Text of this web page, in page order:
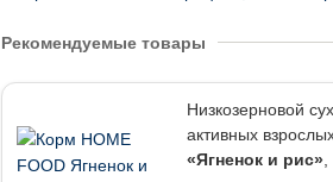
Рекомендуемые товары
Низкозерновой
активных
«Ягненок и рис»,